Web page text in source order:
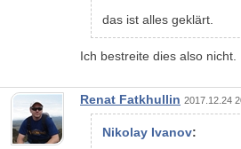
das ist alles geklärt.
Ich bestreite dies also
Renat Fatkhullin 2017.12.24
Nikolay Ivanov: